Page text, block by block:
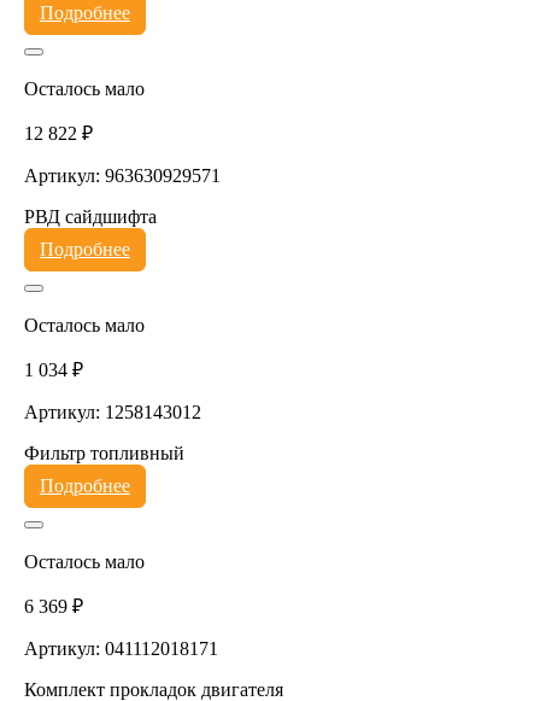
Подробнее
Осталось мало
12 822 ₽
Артикул: 963630929571
РВД сайдшифта
Подробнее
Осталось мало
1 034 ₽
Артикул: 1258143012
Фильтр топливный
Подробнее
Осталось мало
6 369 ₽
Артикул: 041112018171
Комплект прокладок двигателя